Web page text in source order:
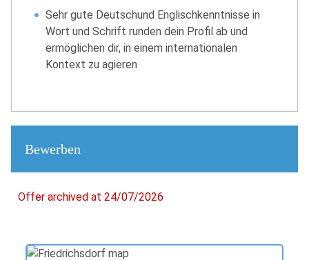
Sehr gute Deutschund Englischkenntnisse in
Wort und Schrift runden dein Profil ab und
ermöglichen dir, in einem internationalen
Kontext zu agieren
Bewerben
Offer archived at 24/07/2026